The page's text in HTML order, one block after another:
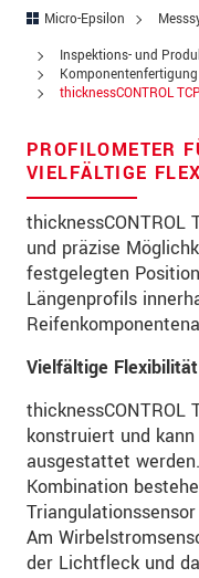
Micro-Epsilon
Inspektions- und
Komponentenfertigung
thicknessCONTROL
PROFILOMETER
VIELFÄLTIGE
thicknessCONTROL
und präzise
festgelegten
Längenprofils
Vielfältige Flexibilität
thicknessCONTROL
konstruiert und
ausgestattet
Kombination
Am
der Lichtfleck und
PLZ
Ort*
Land *
Telefon
Email *
Nachricht *
* Pflichtangaben
Wir behandeln
dazu unsere